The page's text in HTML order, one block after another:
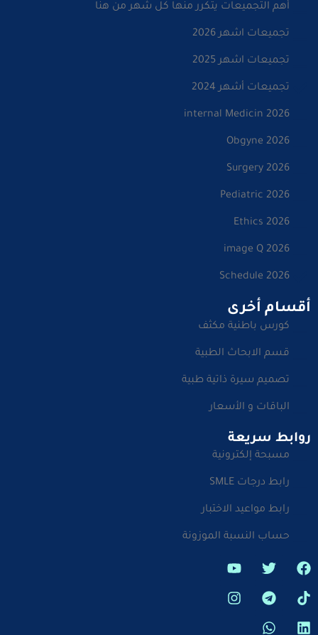
أهم التجميعات يتكرر منها كل شهر من هنا
تجميعات اشهر 2026
تجميعات اشهر 2025
تجميعات أشهر 2024
internal Medicin 2026
Obgyne 2026
Surgery 2026
Pediatric 2026
Ethics 2026
image Q 2026
Schedule 2026
أقسام أخرى
كورس باطنية مكثف
قسم الابحاث الطبية
تصميم سيرة ذاتية طبية
الباقات و الأسعار
روابط سريعة
مسبحة إلكترونية
رابط درجات SMLE
رابط مواعيد الاختبار
حساب النسبة الموزونة